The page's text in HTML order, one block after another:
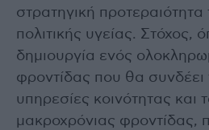
στρατηγική προτεραιότητα
πολιτικής υγείας. Στόχος,
δημιουργία ενός
φροντίδας που θα συνδέει
υπηρεσίες κοινότητας και
μακροχρόνιας φροντίδας,